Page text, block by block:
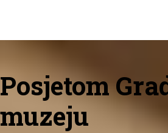
Posjetom
muzeju